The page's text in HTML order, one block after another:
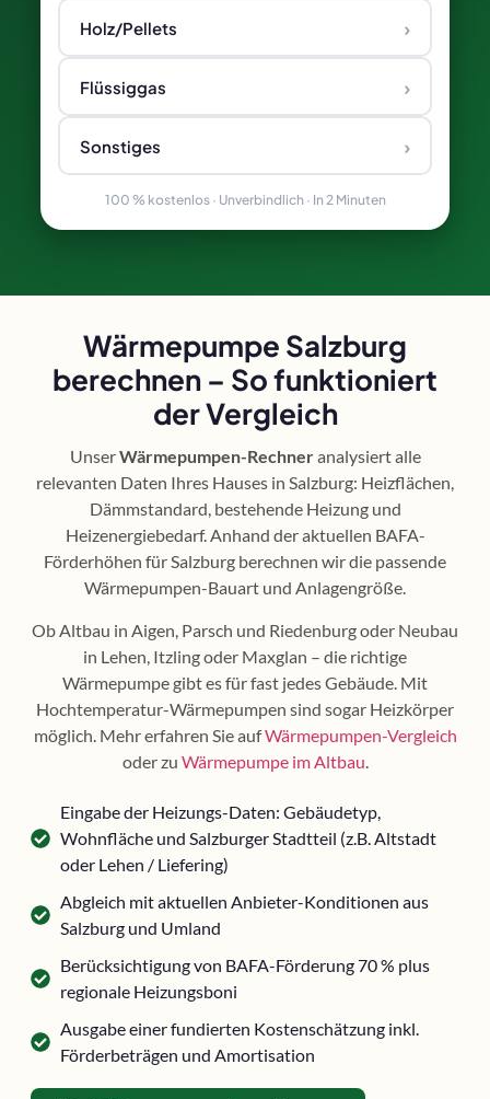
Holz/Pellets ›
Flüssiggas ›
Sonstiges ›
100 % kostenlos · Unverbindlich · In 2 Minuten
Wärmepumpe Salzburg
berechnen – So funktioniert
der Vergleich
UnserWärmepumpen-Rechneranalysiert alle
relevanten Daten Ihres Hauses in Salzburg: Heizflächen,
Dämmstandard, bestehende Heizung und
Heizenergiebedarf. Anhand der aktuellen BAFA-
Förderhöhen für Salzburg berechnen wir die passende
Wärmepumpen-Bauart und Anlagengröße.
Ob Altbau in Aigen, Parsch und Riedenburg oder Neubau
in Lehen, Itzling oder Maxglan – die richtige
Wärmepumpe gibt es für fast jedes Gebäude. Mit
Hochtemperatur-Wärmepumpen sind sogar Heizkörper
möglich. Mehr erfahren Sie aufWärmepumpen-Vergleich
oder zu Wärmepumpe im Altbau
Eingabe der Heizungs-Daten: Gebäudetyp,
Wohnfläche und Salzburger Stadtteil (z.B. Altstadt
oder Lehen / Liefering)
Abgleich mit aktuellen Anbieter-Konditionen aus
Salzburg und Umland
Berücksichtigung von BAFA-Förderung 70 % plus
regionale Heizungsboni
Ausgabe einer fundierten Kostenschätzung inkl.
Förderbeträgen und Amortisation